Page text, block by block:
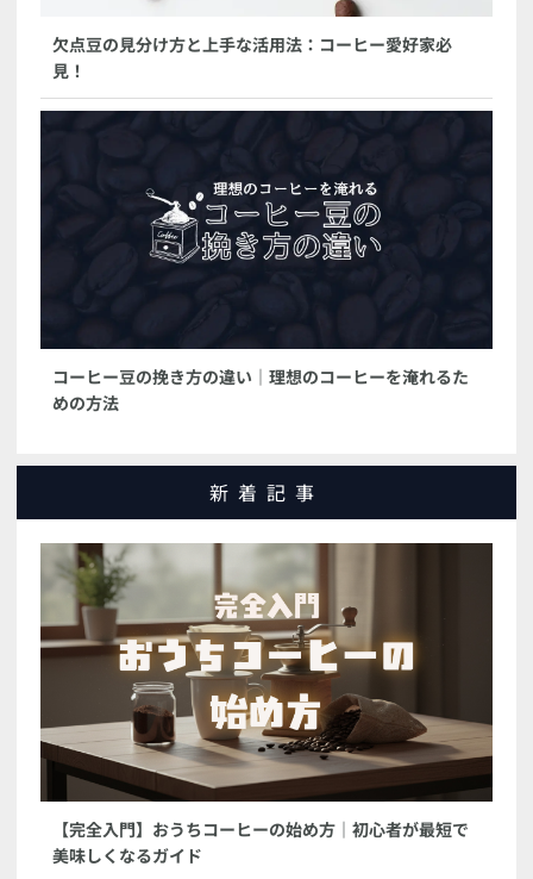
欠点豆の見分け方と上手な活用法：コーヒー愛好家必
見！
コーヒー豆の挽き方の違い｜理想のコーヒーを淹れるた
めの方法
新着記事
【完全入門】おうちコーヒーの始め方｜初心者が最短で
美味しくなるガイド